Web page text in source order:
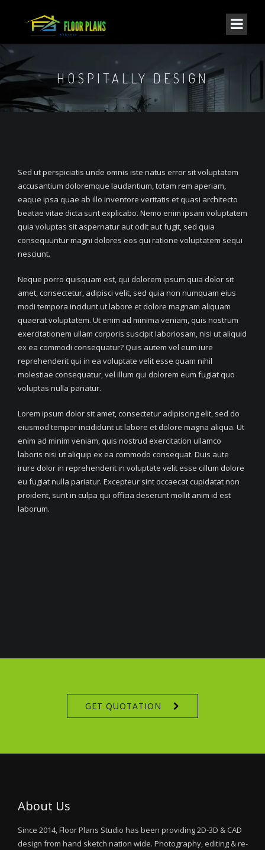
HOSPITALLY DESIGN
Sed ut perspiciatis unde omnis iste natus error sit voluptatem
accusantium doloremque laudantium, totam rem aperiam,
eaque ipsa quae ab illo inventore veritatis et quasi architecto
beatae vitae dicta sunt explicabo. Nemo enim ipsam voluptatem
quia voluptas sit aspernatur aut odit aut fugit, sed quia
consequuntur magni dolores eos qui ratione voluptatem sequi
nesciunt.
Neque porro quisquam est, qui dolorem ipsum quia dolor sit
amet, consectetur, adipisci velit, sed quia non numquam eius
modi tempora incidunt ut labore et dolore magnam aliquam
quaerat voluptatem. Ut enim ad minima veniam, quis nostrum
exercitationem ullam corporis suscipit laboriosam, nisi ut aliquid
ex ea commodi consequatur? Quis autem vel eum iure
reprehenderit qui in ea voluptate velit esse quam nihil
molestiae consequatur, vel illum qui dolorem eum fugiat quo
voluptas nulla pariatur.
Lorem ipsum dolor sit amet, consectetur adipiscing elit, sed do
eiusmod tempor incididunt ut labore et dolore magna aliqua. Ut
enim ad minim veniam, quis nostrud exercitation ullamco
laboris nisi ut aliquip ex ea commodo consequat. Duis aute
irure dolor in reprehenderit in voluptate velit esse cillum dolore
eu fugiat nulla pariatur. Excepteur sint occaecat cupidatat non
proident, sunt in culpa qui officia deserunt mollit anim id est
laborum.
GET QUOTATION
About Us
Since 2014, Floor Plans Studio has been providing 2D-3D & CAD
design from hand sketch nation wide. Photography, editing & re-